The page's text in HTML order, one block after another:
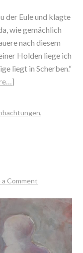
der Eule und klagte
wie gemächlich
nach diesem
Holden liege ich
liegt in Scherben.“
,
a Comment